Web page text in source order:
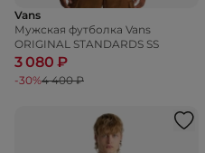
Vans
Мужская футболка Vans
ORIGINAL STANDARDS SS
3 080 ₽
-30%4 400 ₽